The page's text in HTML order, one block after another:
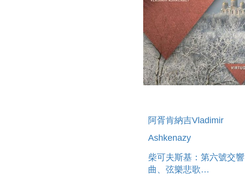
阿胥肯納吉Vladimir
Ashkenazy
柴可夫斯基：第六號交響
曲、弦樂悲歌